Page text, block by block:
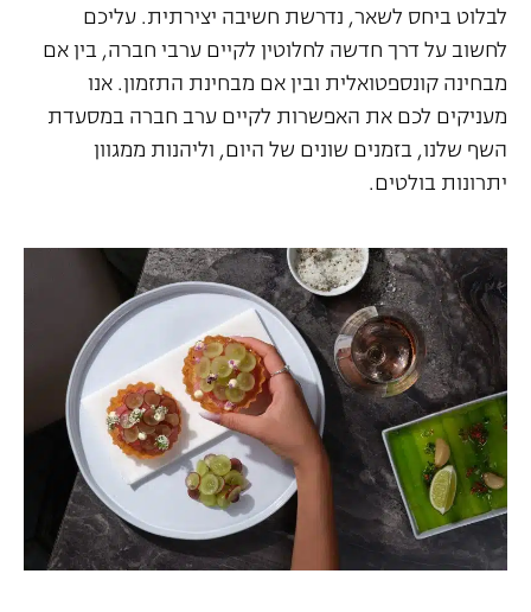
לבלוט ביחס לשאר, נדרשת חשיבה יצירתית. עליכם
לחשוב על דרך חדשה לחלוטין לקיים ערבי חברה, בין אם
מבחינה קונספטואלית ובין אם מבחינת התזמון. אנו
מעניקים לכם את האפשרות לקיים ערב חברה במסעדת
השף שלנו, בזמנים שונים של היום, וליהנות ממגוון
יתרונות בולטים.